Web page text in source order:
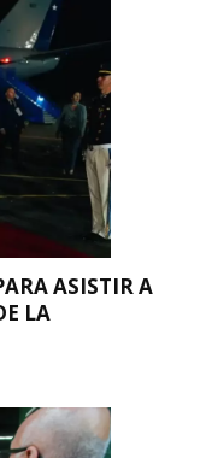
ASISTIR A
LA